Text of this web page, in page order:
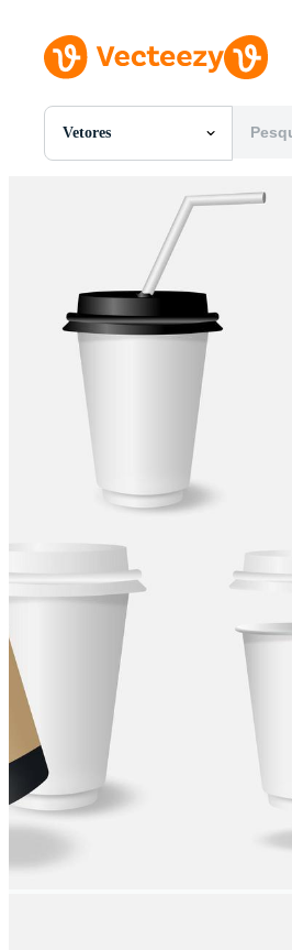
Vetores
Todas Imagens
Vetores
Videos
Motion graphics
Imagens Editoriais
Eventos Editoriais